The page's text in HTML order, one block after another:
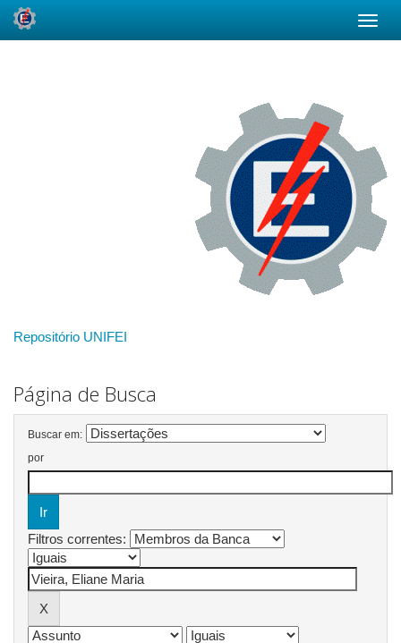
Repositório UNIFEI
Página de Busca
Buscar em:
por
Filtros correntes: